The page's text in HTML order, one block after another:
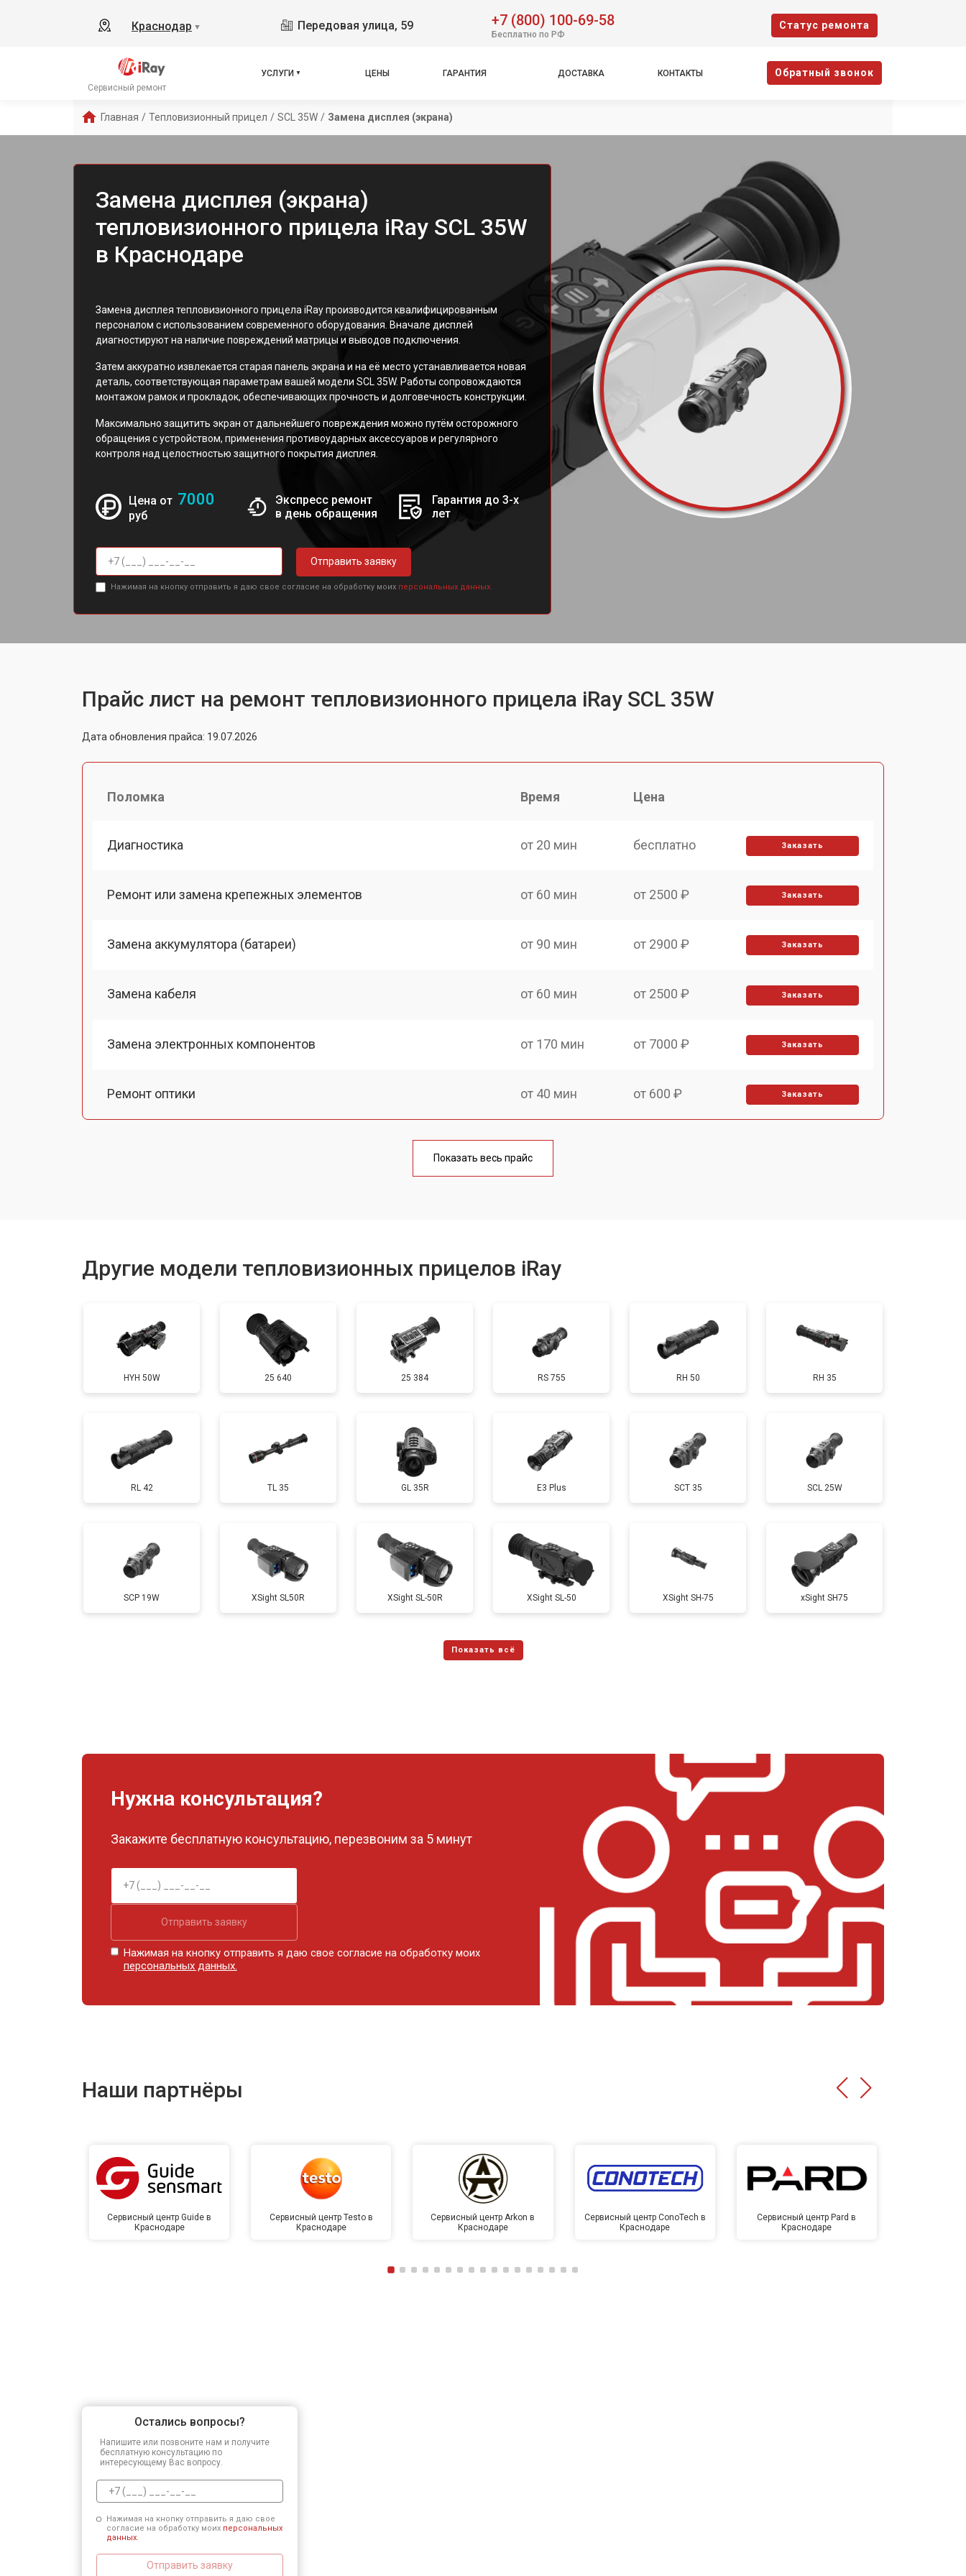
Краснодар ▼ Передовая улица, 59 +7 (800) 100-69-58
Бесплатно по РФ
Cтатус ремонта
Сервисный ремонт
УСЛУГИ ЦЕНЫ ГАРАНТИЯ ДОСТАВКА КОНТАКТЫ Oбратный звонок
Главная / Тепловизионный прицел / SCL 35W / Замена дисплея (экрана)
Замена дисплея (экрана)
тепловизионного прицела iRay SCL 35W
в Краснодаре
Замена дисплея тепловизионного прицела iRay производится квалифицированным
персоналом с использованием современного оборудования. Вначале дисплей
диагностируют на наличие повреждений матрицы и выводов подключения.
Затем аккуратно извлекается старая панель экрана и на её место устанавливается новая
деталь, соответствующая параметрам вашей модели SCL 35W. Работы сопровождаются
монтажом рамок и прокладок, обеспечивающих прочность и долговечность конструкции.
Максимально защитить экран от дальнейшего повреждения можно путём осторожного
обращения с устройством, применения противоударных аксессуаров и регулярного
контроля над целостностью защитного покрытия дисплея.
Цена от 7000
руб
Экспресс ремонт
в день обращения
Гарантия до 3-х
лет
Отправить заявку
Нажимая на кнопку отправить я даю свое согласие на обработку моих персональных данных.
Прайс лист на ремонт тепловизионного прицела iRay SCL 35W
Дата обновления прайса: 19.07.2026
Поломка Время Цена
Диагностика от 20 мин бесплатно Заказать
Ремонт или замена крепежных элементов от 60 мин от 2500 ₽ Заказать
Замена аккумулятора (батареи) от 90 мин от 2900 ₽ Заказать
Замена кабеля от 60 мин от 2500 ₽ Заказать
Замена электронных компонентов от 170 мин от 7000 ₽ Заказать
Ремонт оптики от 40 мин от 600 ₽ Заказать
от 170 мин
Показать весь прайс
Другие модели тепловизионных прицелов iRay
HYH 50W 25 640 25 384 RS 755 RH 50 RH 35
RL 42 TL 35 GL 35R E3 Plus SCT 35 SCL 25W
SCP 19W ХSight SL50R XSight SL-50R XSight SL-50 XSight SH-75 xSight SH75
Нужна консультация?
Закажите бесплатную консультацию, перезвоним за 5 минут
Отправить заявку
Нажимая на кнопку отправить я даю свое согласие на обработку моих
персональных данных.
Наши партнёры
Сервисный центр Guide в
Краснодаре
Сервисный центр Testo в
Краснодаре
Сервисный центр Arkon в
Краснодаре
Сервисный центр ConoTech в
Краснодаре
Сервисный центр Pard в
Краснодаре
Остались вопросы?
Напишите или позвоните нам и получите
бесплатную консультацию по
интересующему Вас вопросу.
Нажимая на кнопку отправить я даю свое
согласие на обработку моих персональных
данных.
Отправить заявку